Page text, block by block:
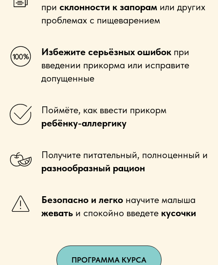
при склонности к запорам или других
проблемах с пищеварением
Избежите серьёзных ошибок при
введении прикорма или исправите
допущенные
Поймёте, как ввести прикорм
ребёнку-аллергику
Получите питательный, полноценный и
разнообразный рацион
Безопасно и легко научите малыша
жевать и спокойно введете кусочки
ПРОГРАММА КУРСА